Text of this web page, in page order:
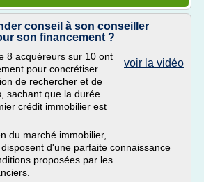
conseil à son conseiller
son financement ?
voir la vidéo
8 acquéreurs sur 10 ont
pour concrétiser
de rechercher et de
sachant que la durée
crédit immobilier est
du marché immobilier,
d'une parfaite connaissance
proposées par les